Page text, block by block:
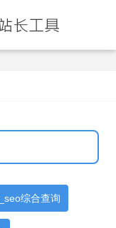
综合查询